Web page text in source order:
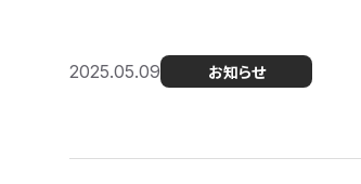
2025.05.09 お知らせ